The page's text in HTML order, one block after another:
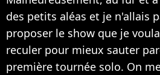
des petits aléas et je n'allais
proposer le show que je
reculer pour mieux sauter
première tournée solo. On